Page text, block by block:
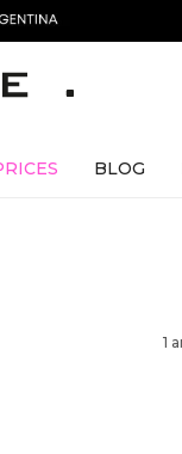
BLOG
1